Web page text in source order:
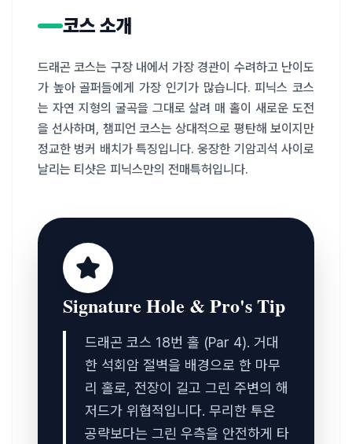
코스 소개
드래곤 코스는 구장 내에서 가장 경관이 수려하고 난이도
가 높아 골퍼들에게 가장 인기가 많습니다. 피닉스 코스
는 자연 지형의 굴곡을 그대로 살려 매 홀이 새로운 도전
을 선사하며, 챔피언 코스는 상대적으로 평탄해 보이지만
정교한 벙커 배치가 특징입니다. 웅장한 기암괴석 사이로
날리는 티샷은 피닉스만의 전매특허입니다.
Signature Hole & Pro's Tip
드래곤 코스 18번 홀 (Par 4). 거대
한 석회암 절벽을 배경으로 한 마무
리 홀로, 전장이 길고 그린 주변의 해
저드가 위협적입니다. 무리한 투온
공략보다는 그린 우측을 안전하게 타